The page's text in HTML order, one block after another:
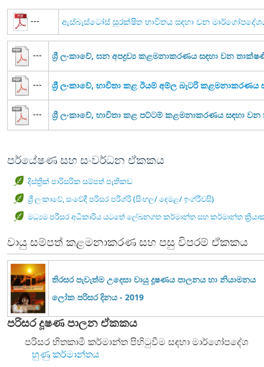
--- ඇස්බැස්ටෝස් සුරක්ෂිත භාවිතය සඳහා වන
--- ශ්‍රී ලංකාවේ, ඝන අපද්‍රව්‍ය කළමනාකරණය සඳහා වන
--- ශ්‍රී ලංකාවේ, භාවිතා කළ ඊයම් අම්ල බැටරි
--- ශ්‍රී ලංකාවේ, භාවිතා කළ පට්ටම් කළමනාකරණය සඳහා
පර්යේෂණ සහ සංවර්ධන ඒකකය
දිස්ත්‍රික් පාරිසරික සම්පත් පැතිකඩ
ශ්‍රී ලංකාවේ, සංවේදී පරිසර පරිශ්රි (සිංහල/ දෙමළ/ ඉංග්රීවසි)
මධ්‍යම පරිසර අධිකාරිය යටතේ ලේඛනගත කර්මාන්ත සහ කර්මාන්ත
වායු සම්පත් කළමනාකරණ සහ පසු විපරම් ඒකකය
තිරසර පැවැත්ම උදෙසා වායු දූෂණය පාලනය හා නියාමනය
ලෝක පරිසර දිනය - 2019
පරිසර දූෂණ පාලන ඒකකය
පරිසර හිතකාමී කර්මාන්ත පිහිටුවීම සඳහා මාර්ගෝපදේශ
හුණු කර්මාන්තය